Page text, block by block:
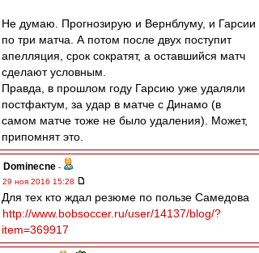
Не думаю. Прогнозирую и Вернблуму, и Гарсии
по три матча. А потом после двух поступит
апелляция, срок сократят, а оставшийся матч
сделают условным.
Правда, в прошлом году Гарсию уже удаляли
постфактум, за удар в матче с Динамо (в
самом матче тоже не было удаления). Может,
припомнят это.
Dominecne -
29 ноя 2016 15:28
Для тех кто ждал резюме по пользе Самедова
http://www.bobsoccer.ru/user/14137/blog/?
item=369917